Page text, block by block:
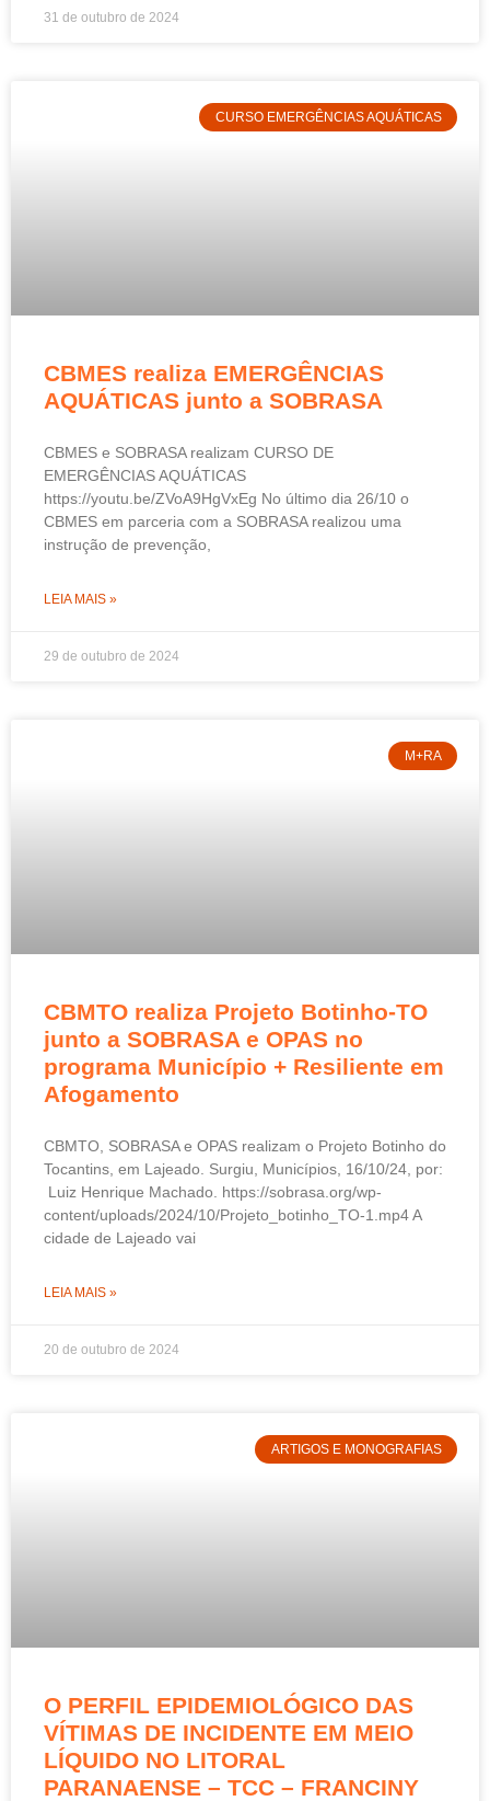
31 de outubro de 2024
CURSO EMERGÊNCIAS AQUÁTICAS
CBMES realiza EMERGÊNCIAS
AQUÁTICAS junto a SOBRASA
CBMES e SOBRASA realizam CURSO DE
EMERGÊNCIAS AQUÁTICAS
https://youtu.be/ZVoA9HgVxEg No último dia 26/10 o
CBMES em parceria com a SOBRASA realizou uma
instrução de prevenção,
LEIA MAIS »
29 de outubro de 2024
M+RA
CBMTO realiza Projeto Botinho-TO
junto a SOBRASA e OPAS no
programa Município + Resiliente em
Afogamento
CBMTO, SOBRASA e OPAS realizam o Projeto Botinho do
Tocantins, em Lajeado. Surgiu, Municípios, 16/10/24, por:
Luiz Henrique Machado. https://sobrasa.org/wp-
content/uploads/2024/10/Projeto_botinho_TO-1.mp4 A
cidade de Lajeado vai
LEIA MAIS »
20 de outubro de 2024
ARTIGOS E MONOGRAFIAS
O PERFIL EPIDEMIOLÓGICO DAS
VÍTIMAS DE INCIDENTE EM MEIO
LÍQUIDO NO LITORAL
PARANAENSE – TCC – FRANCINY